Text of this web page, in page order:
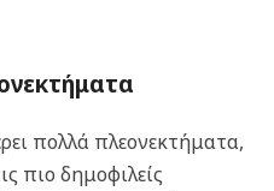
πολλά πλεονεκτήματα,
πιο δημοφιλείς